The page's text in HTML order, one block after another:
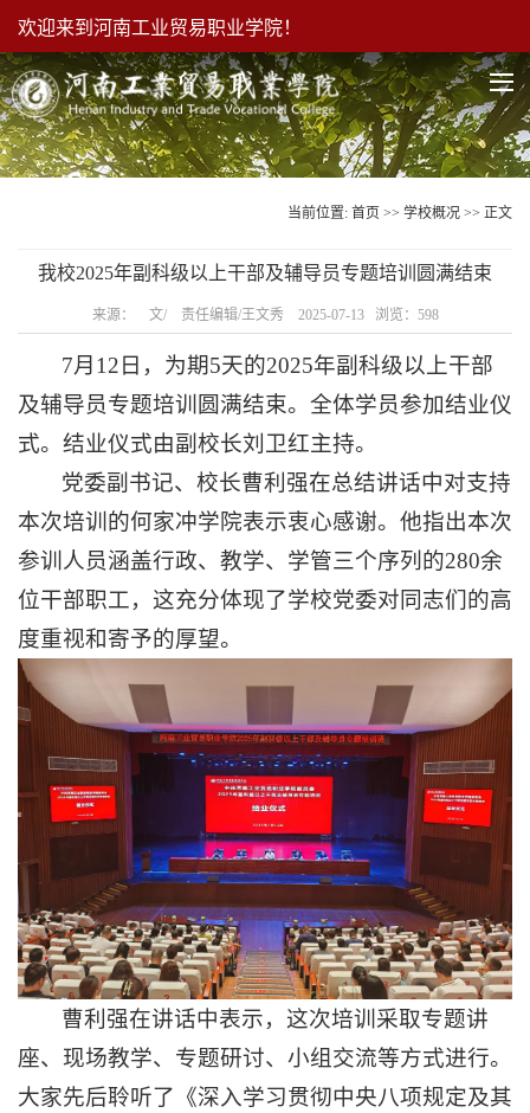
欢迎来到河南工业贸易职业学院！
当前位置: 首页 >> 学校概况 >> 正文
我校2025年副科级以上干部及辅导员专题培训圆满结束
来源： 文/ 责任编辑/王文秀 2025-07-13 浏览： 598
7月12日，为期5天的2025年副科级以上干部
及辅导员专题培训圆满结束。全体学员参加结业仪
式。结业仪式由副校长刘卫红主持。
党委副书记、校长曹利强在总结讲话中对支持
本次培训的何家冲学院表示衷心感谢。他指出本次
参训人员涵盖行政、教学、学管三个序列的280余
位干部职工，这充分体现了学校党委对同志们的高
度重视和寄予的厚望。
曹利强在讲话中表示，这次培训采取专题讲
座、现场教学、专题研讨、小组交流等方式进行。
大家先后聆听了《深入学习贯彻中央八项规定及其